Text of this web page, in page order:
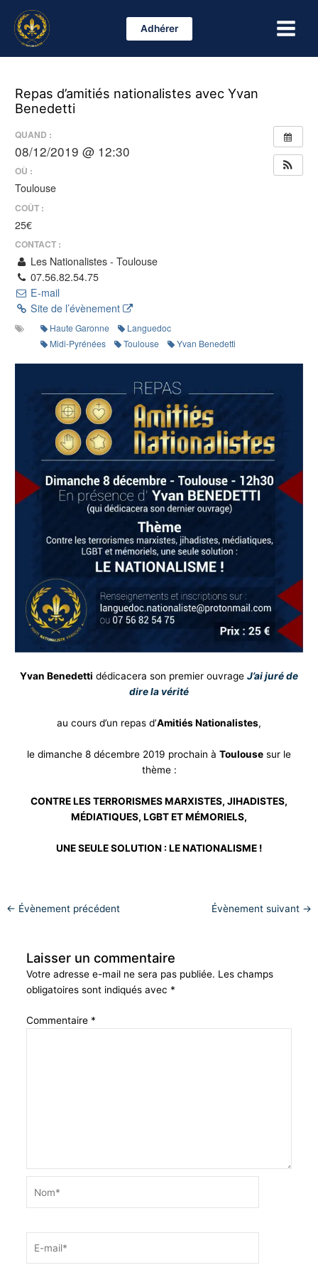
contenu
Adhérer
Menu
Repas d’amitiés nationalistes avec Yvan
Benedetti
QUAND :
08/12/2019 @ 12:30
OÙ :
Toulouse
COÛT :
25€
CONTACT :
Les Nationalistes - Toulouse
07.56.82.54.75
E-mail
Site de l’évènement
Haute Garonne
Languedoc
Midi-Pyrénées
Toulouse Yvan Benedetti
Yvan Benedetti dédicacera son premier ouvrage J’ai juré de
dire la vérité
au cours d’un repas d’Amitiés Nationalistes,
le dimanche 8 décembre 2019 prochain à Toulouse sur le
thème :
CONTRE LES TERRORISMES MARXISTES, JIHADISTES,
MÉDIATIQUES, LGBT ET MÉMORIELS,
UNE SEULE SOLUTION : LE NATIONALISME !
← Évènement précédent Évènement suivant →
Laisser un commentaire
Votre adresse e-mail ne sera pas publiée. Les champs
obligatoires sont indiqués avec *
Commentaire *
mail*